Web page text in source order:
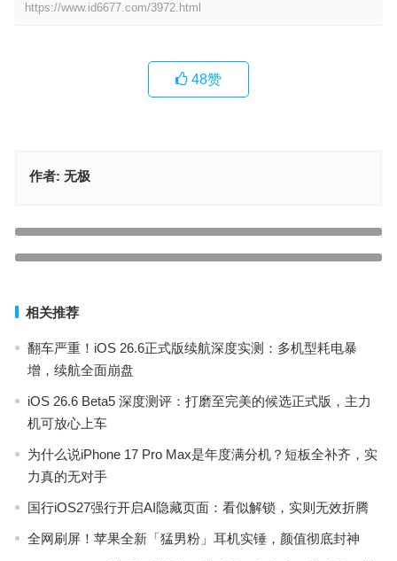
https://www.id6677.com/3972.html
48赞
作者: 无极
换 Type-C 也得用 MFI 认证，曝苹果新款 EarPods 耳机和 USB 数据
相关推荐
翻车严重！iOS 26.6正式版续航深度实测：多机型耗电暴
增，续航全面崩盘
iOS 26.6 Beta5 深度测评：打磨至完美的候选正式版，主力
机可放心上车
为什么说iPhone 17 Pro Max是年度满分机？短板全补齐，实
力真的无对手
国行iOS27强行开启AI隐藏页面：看似解锁，实则无效折腾
全网刷屏！苹果全新「猛男粉」耳机实锤，颜值彻底封神